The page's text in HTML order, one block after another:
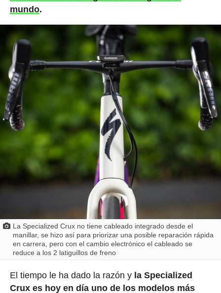
mundo.
La Specialized Crux no tiene cableado integrado desde el
manillar, se hizo así para priorizar una posible reparación rápida
en carrera, pero con el cambio electrónico el cableado se
reduce a los 2 latiguillos de freno
El tiempo le ha dado la razón y la Specialized
Crux es hoy en día uno de los modelos más